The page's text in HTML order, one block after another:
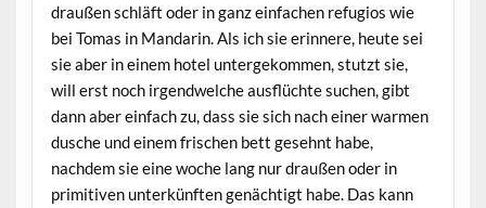
draußen schläft oder in ganz einfachen refugios wie
bei Tomas in Mandarin. Als ich sie erinnere, heute sei
sie aber in einem hotel untergekommen, stutzt sie,
will erst noch irgendwelche ausflüchte suchen, gibt
dann aber einfach zu, dass sie sich nach einer warmen
dusche und einem frischen bett gesehnt habe,
nachdem sie eine woche lang nur draußen oder in
primitiven unterkünften genächtigt habe. Das kann